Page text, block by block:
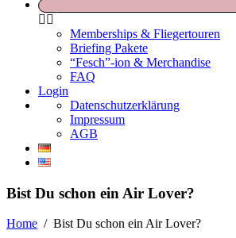
Memberships & Fliegertouren
Briefing Pakete
“Fesch”-ion & Merchandise
FAQ
Login
Datenschutzerklärung
Impressum
AGB
Bist Du schon ein Air Lover?
Home / Bist Du schon ein Air Lover?